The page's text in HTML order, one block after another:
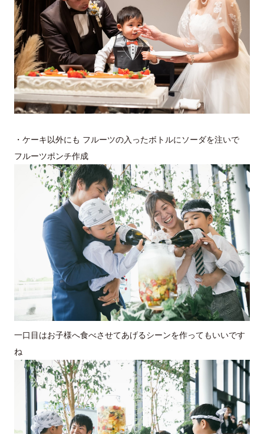
・ケーキ以外にも フルーツの入ったボトルにソーダを注いで
フルーツポンチ作成
一口目はお子様へ食べさせてあげるシーンを作ってもいいです
ね